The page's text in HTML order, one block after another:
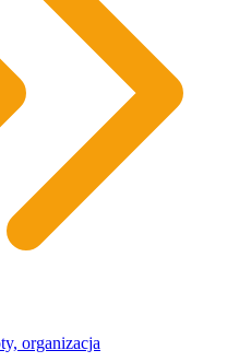
organizacja